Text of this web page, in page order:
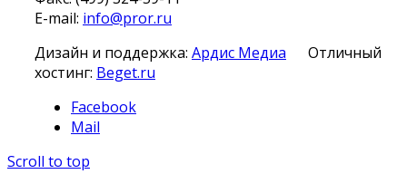
E-mail: info@pror.ru
Дизайн и поддержка: Ардис Медиа
Отличный
хостинг: Beget.ru
Facebook
Mail
Scroll to top